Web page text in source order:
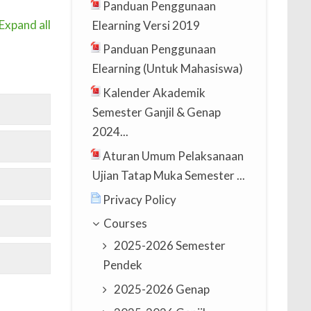
Expand all
Panduan Penggunaan
Elearning Versi 2019
Panduan Penggunaan
Elearning (Untuk Mahasiswa)
Kalender Akademik
Semester Ganjil & Genap
2024...
Aturan Umum Pelaksanaan
Ujian Tatap Muka Semester ...
Privacy Policy
Courses
2025-2026 Semester
Pendek
2025-2026 Genap